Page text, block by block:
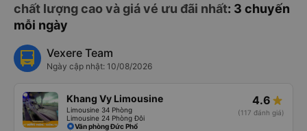
chất lượng cao và giá vé ưu đãi nhất: 3 chuyến
mỗi ngày
Vexere Team
Ngày cập nhật: 10/08/2026
Khang Vy Limousine
Limousine 34 Phòng
Limousine 24 Phòng Đôi
4.6
(117 đánh giá)
Văn phòng Đức Phổ